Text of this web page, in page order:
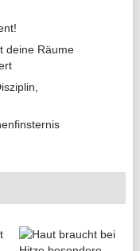
deine Räume